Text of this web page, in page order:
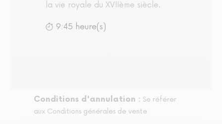
la vie royale du XVIIème siècle.
9:45 heure(s)
Conditions d'annulation : Se référer
aux Conditions générales de vente